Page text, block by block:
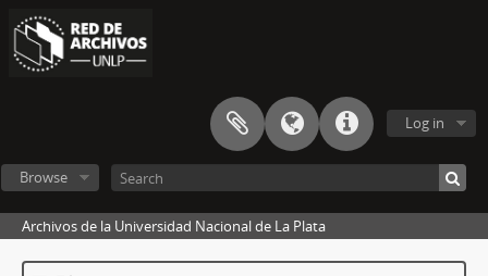
Log in
Browse
Archivos de la Universidad Nacional de La Plata